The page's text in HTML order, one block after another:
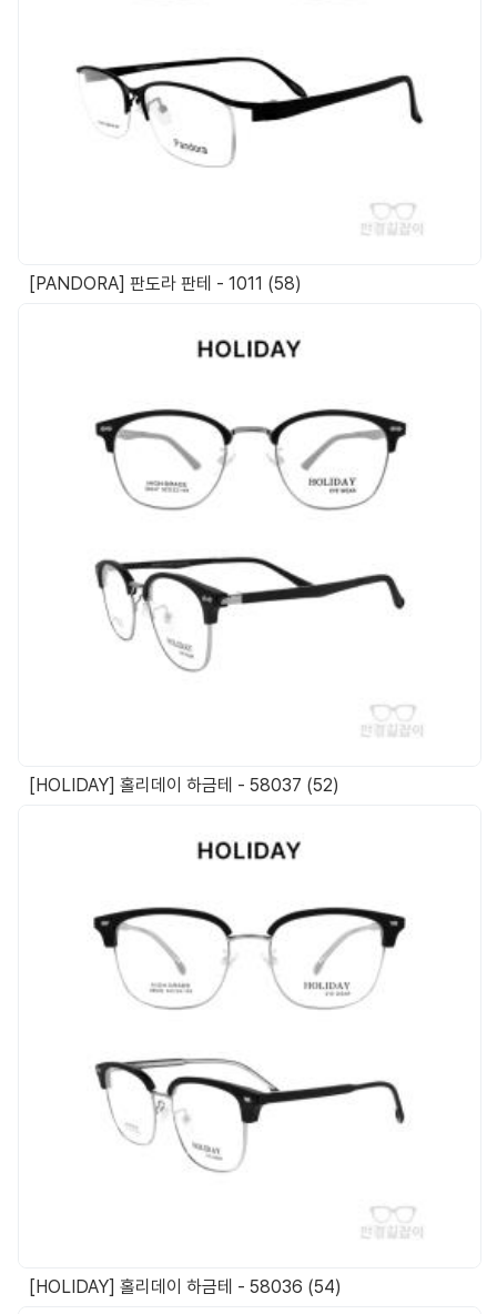
[PANDORA] 판도라 판테 - 1011 (58)
[HOLIDAY] 홀리데이 하금테 - 58037 (52)
[HOLIDAY] 홀리데이 하금테 - 58036 (54)